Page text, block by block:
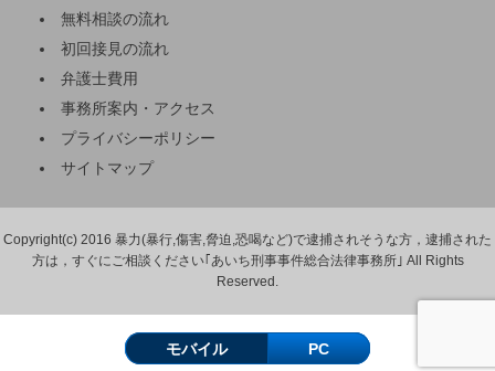
無料相談の流れ
初回接見の流れ
弁護士費用
事務所案内・アクセス
プライバシーポリシー
サイトマップ
Copyright(c) 2016 暴力(暴行,傷害,脅迫,恐喝など)で逮捕されそうな方，逮捕された
方は，すぐにご相談ください｢あいち刑事事件総合法律事務所｣ All Rights
Reserved.
モバイル PC